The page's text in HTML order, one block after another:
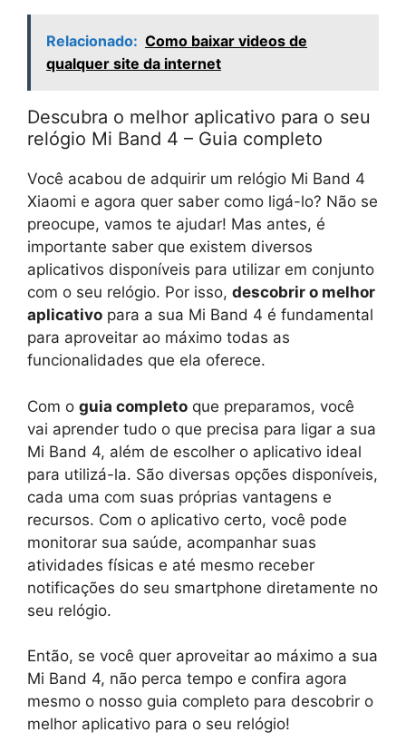
Relacionado: Como baixar videos de
qualquer site da internet
Descubra o melhor aplicativo para o seu
relógio Mi Band 4 – Guia completo
Você acabou de adquirir um relógio Mi Band 4
Xiaomi e agora quer saber como ligá-lo? Não se
preocupe, vamos te ajudar! Mas antes, é
importante saber que existem diversos
aplicativos disponíveis para utilizar em conjunto
com o seu relógio. Por isso, descobrir o melhor
aplicativo para a sua Mi Band 4 é fundamental
para aproveitar ao máximo todas as
funcionalidades que ela oferece.
Com o guia completo que preparamos, você
vai aprender tudo o que precisa para ligar a sua
Mi Band 4, além de escolher o aplicativo ideal
para utilizá-la. São diversas opções disponíveis,
cada uma com suas próprias vantagens e
recursos. Com o aplicativo certo, você pode
monitorar sua saúde, acompanhar suas
atividades físicas e até mesmo receber
notificações do seu smartphone diretamente no
seu relógio.
Então, se você quer aproveitar ao máximo a sua
Mi Band 4, não perca tempo e confira agora
mesmo o nosso guia completo para descobrir o
melhor aplicativo para o seu relógio!